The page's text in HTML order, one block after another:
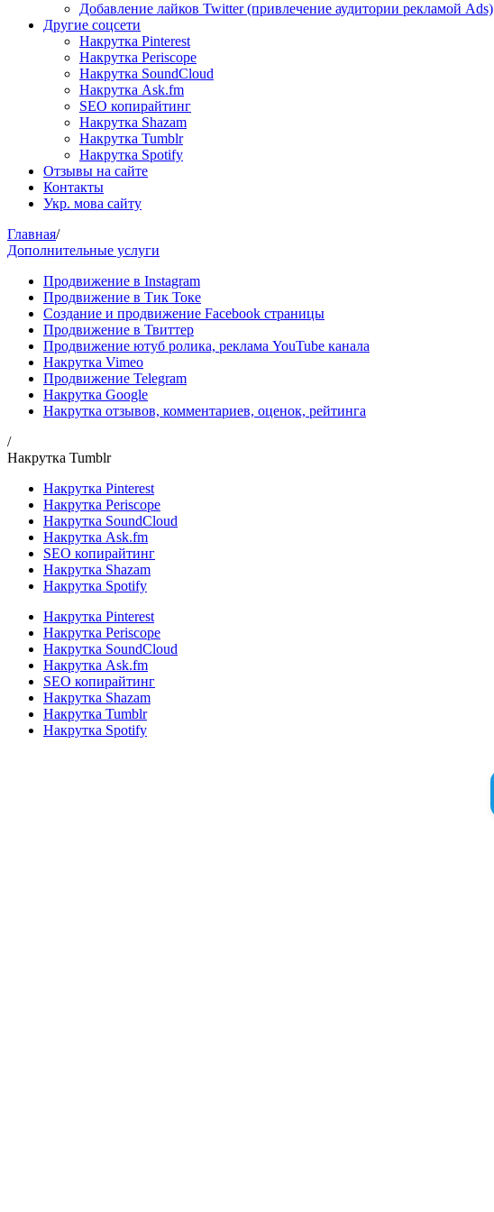
Добавление лайков Twitter (привлечение аудитории рекламой Ads)
Другие соцсети
Накрутка Pinterest
Накрутка Periscope
Накрутка SoundCloud
Накрутка Ask.fm
SEO копирайтинг
Накрутка Shazam
Накрутка Tumblr
Накрутка Spotify
Отзывы на сайте
Контакты
Укр. мова сайту
Главная/
Дополнительные услуги
Продвижение в Instagram
Продвижение в Тик Токе
Создание и продвижение Facebook страницы
Продвижение в Твиттер
Продвижение ютуб ролика, реклама YouTube канала
Накрутка Vimeo
Продвижение Telegram
Накрутка Google
Накрутка отзывов, комментариев, оценок, рейтинга
/
Накрутка Tumblr
Накрутка Pinterest
Накрутка Periscope
Накрутка SoundCloud
Накрутка Ask.fm
SEO копирайтинг
Накрутка Shazam
Накрутка Spotify
Накрутка Pinterest
Накрутка Periscope
Накрутка SoundCloud
Накрутка Ask.fm
SEO копирайтинг
Накрутка Shazam
Накрутка Tumblr
Накрутка Spotify